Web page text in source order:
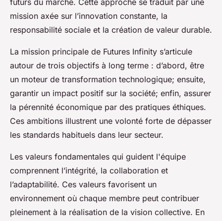
futurs du marché. Cette approche se traduit par une
mission axée sur l’innovation constante, la
responsabilité sociale et la création de valeur durable.
La mission principale de Futures Infinity s’articule
autour de trois objectifs à long terme : d’abord, être
un moteur de transformation technologique; ensuite,
garantir un impact positif sur la société; enfin, assurer
la pérennité économique par des pratiques éthiques.
Ces ambitions illustrent une volonté forte de dépasser
les standards habituels dans leur secteur.
Les valeurs fondamentales qui guident l'équipe
comprennent l’intégrité, la collaboration et
l’adaptabilité. Ces valeurs favorisent un
environnement où chaque membre peut contribuer
pleinement à la réalisation de la vision collective. En